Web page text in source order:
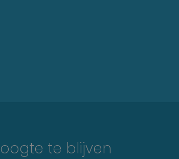
te blijven